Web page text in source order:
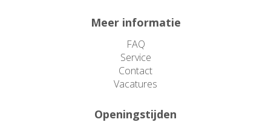
Meer informatie
FAQ
Service
Contact
Vacatures
Openingstijden